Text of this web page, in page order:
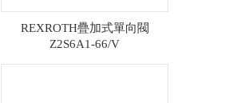
REXROTH疊加式單向閥
Z2S6A1-66/V